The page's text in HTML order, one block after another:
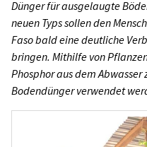
Dünger für ausgelaugte
neuen Typs sollen den
Faso bald eine deutliche
bringen. Mithilfe von
Phosphor aus dem
Bodendünger verwendet